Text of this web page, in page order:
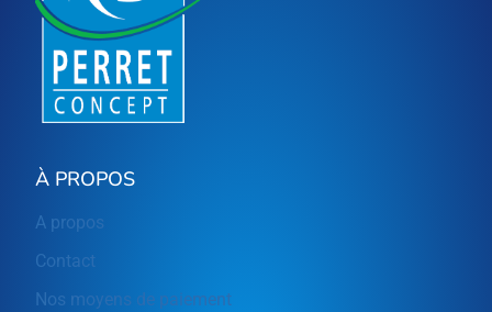
À PROPOS
A propos
Contact
Nos moyens de paiement